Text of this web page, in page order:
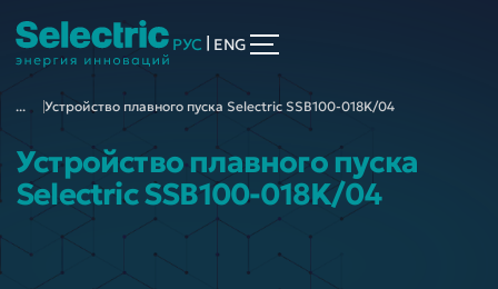
РУС ENG
... Устройство плавного пуска Selectric SSB100-018K/04
Устройство плавного пуска
Selectric SSB100-018K/04